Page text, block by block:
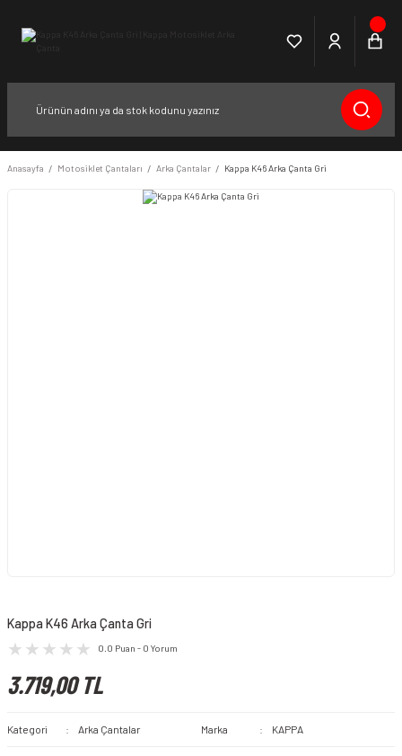
Anasayfa Motosiklet Çantaları Arka Çantalar Kappa K46 Arka Çanta Gri
Kappa K46 Arka Çanta Gri
0.0 Puan - 0 Yorum
3.719,00 TL
Kategori Arka Çantalar Marka KAPPA